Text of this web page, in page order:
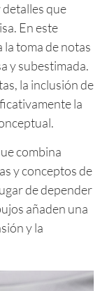
que
En este
la toma de notas
y subestimada.
la inclusión de
la
combina
y conceptos de
de depender
añaden una
y la